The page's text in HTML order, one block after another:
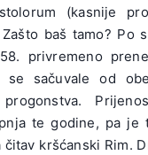
(kasnije
Zašto baš tamo? Po
privremeno
se sačuvale od
progonstva.
te godine, pa je
čitav kršćanski Rim.